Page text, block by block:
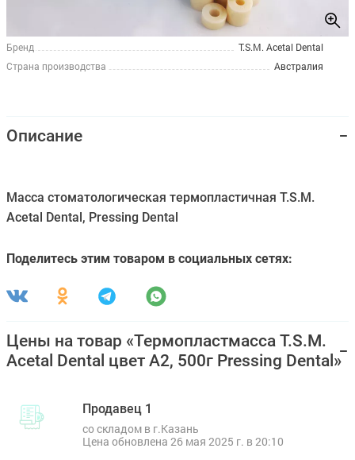
Бренд
T.S.M. Acetal Dental
Страна производства
Австралия
Описание
Масса стоматологическая термопластичная T.S.M.
Acetal Dental, Pressing Dental
Поделитесь этим товаром в социальных сетях:
Цены на товар «Термопластмасса T.S.M.
Acetal Dental цвет А2, 500г Pressing Dental»
Продавец 1
со складом в г.Казань
Цена обновлена 26 мая 2025 г. в 20:10